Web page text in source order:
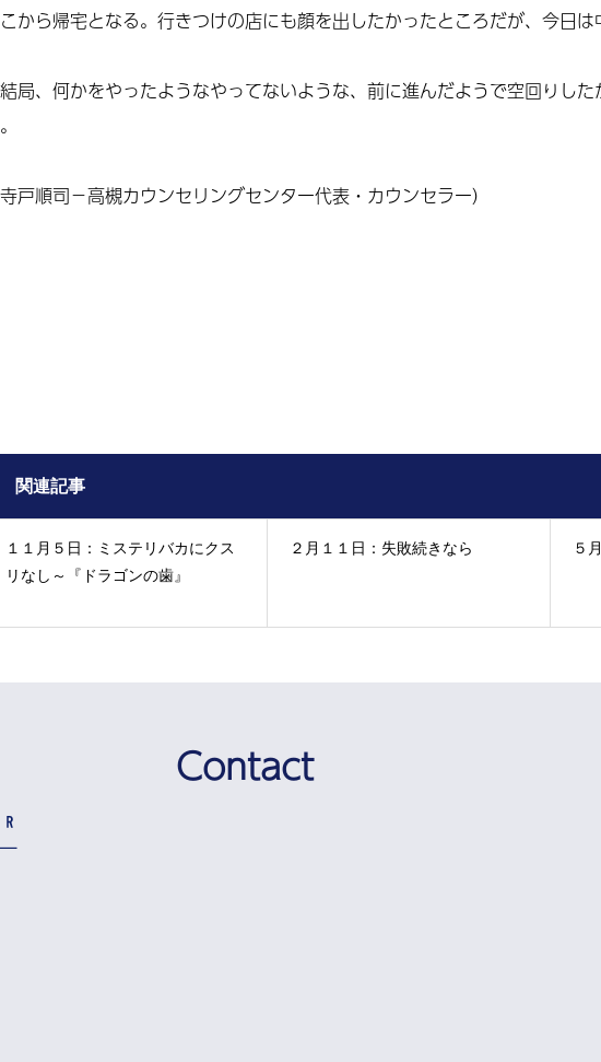
から帰宅となる。行きつけの店にも顔を出したかったところだが、今日は
結局、 何かをやったようなやってないような、前に進んだようで空回りし
戸順司－高槻カウンセリングセンター代表・カウンセラー）
関連記事
１１月５日：ミステリバカにクス
リなし～『ドラゴンの歯』
２月１１日：失敗続きなら ５
Contact